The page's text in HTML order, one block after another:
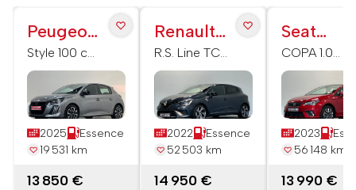
Peugeot
208
Style 100 ch
BVM6
2025
Essence
19 531 km
13 850 €
Renault
Clio V
R.S. Line TCe
140
2022
Essence
52 503 km
14 950 €
Seat
Ibiza
COPA 1.0
EcoTSI 110
2023
56 148 km
13 990 €